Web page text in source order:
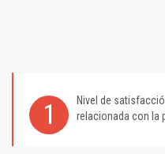
1 Nivel de
relacionada con la